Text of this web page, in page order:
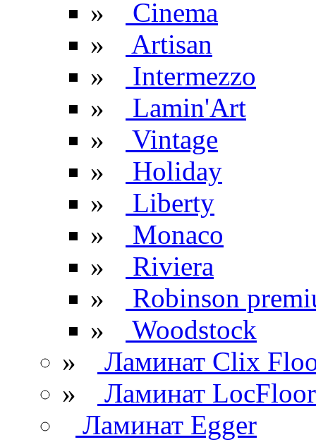
»
Cinema
»
Artisan
»
Intermezzo
»
Lamin'Art
»
Vintage
»
Holiday
»
Liberty
»
Monaco
»
Riviera
»
Robinson
»
Woodstock
»
Ламинат Clix
»
Ламинат LocFloor
Ламинат Egger